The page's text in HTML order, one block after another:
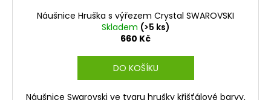
Náušnice Hruška s výřezem Crystal SWAROVSKI
Skladem (>5 ks)
660 Kč
DO KOŠÍKU
Náušnice Swarovski ve tvaru hrušky křišťálové barvy,